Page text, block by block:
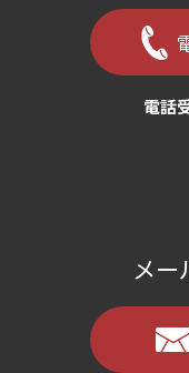
電話
メー